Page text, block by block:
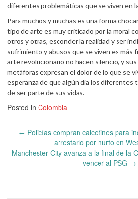
diferentes problemáticas que se viven en
Para muchos y muchas es una forma
tipo de arte es muy criticado por la moral
otros y otras, esconder la realidad y ser
sufrimiento y abusos que se viven es más
arte revolucionario no hacen silencio, y
metáforas expresan el dolor de lo que se
esperanza de que algún día los diferentes
de ser parte de sus vidas.
Posted in Colombia
Post
← Policías compran calcetines para
arrestarlo por hurto en
Manchester City avanza a la final de la
vencer al PSG →